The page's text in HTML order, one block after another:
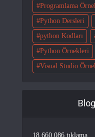
Programlama
Python Dersleri
python Kodları
Python Örnekleri
Visual Studio
18.660.086 tıklama